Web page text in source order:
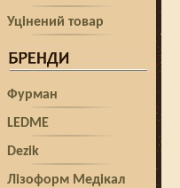
Уцінений товар
Фурман
LEDME
Dezik
Лізоформ Медікал